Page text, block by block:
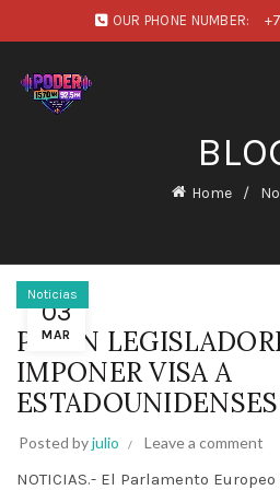
OUR PHONE NUMBER:
Home
03
MAR
Noticias
PIDEN
IMPONER VISA A
ESTADOUNIDENSES
Posted byjulio Leave a comment
NOTICIAS.- El Parlamento